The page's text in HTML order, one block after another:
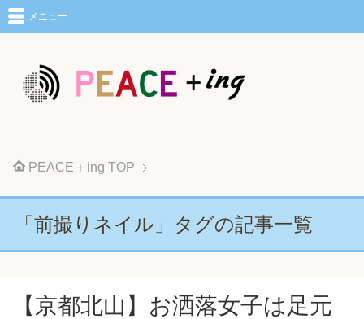
メニュー
PEACE＋ing TOP
「前撮りネイル」タグの記事一覧
【京都北山】お洒落女子は足元